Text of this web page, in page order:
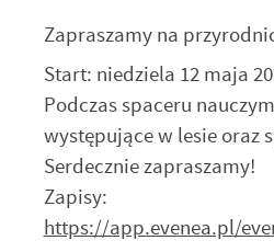
Zapraszamy na
Start: niedziela 12 maja
Podczas spaceru
występujące w lesie oraz
Serdecznie zapraszamy!
Zapisy:
https://app.evenea.pl/